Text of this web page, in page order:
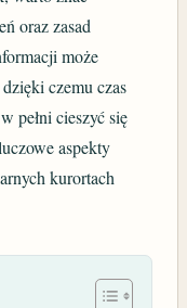
oraz zasad
może
czemu czas
pełni cieszyć się
aspekty
kurortach